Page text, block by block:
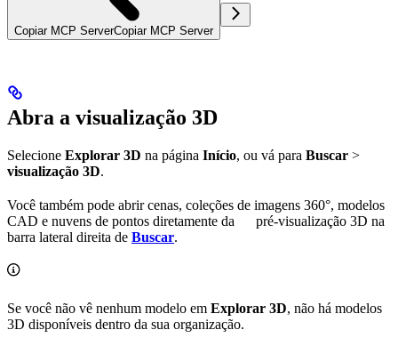
Copiar MCP ServerCopiar MCP Server
Abra a visualização 3D
Selecione Explorar 3D na página Início, ou vá para Buscar >
visualização 3D.
Você também pode abrir cenas, coleções de imagens 360°, modelos
CAD e nuvens de pontos diretamente da
pré-visualização 3D na
barra lateral direita de Buscar.
Se você não vê nenhum modelo em Explorar 3D, não há modelos
3D disponíveis dentro da sua organização.